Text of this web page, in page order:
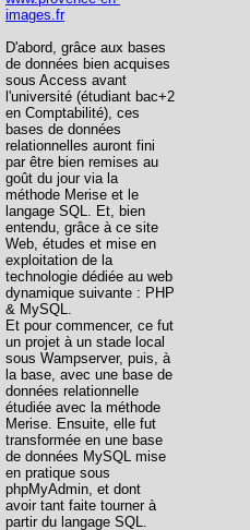
images.fr
D'abord, grâce aux bases
de données bien acquises
sous Access avant
l'université (étudiant bac+2
en Comptabilité), ces
bases de données
relationnelles auront fini
par être bien remises au
goût du jour via la
méthode Merise et le
langage SQL. Et, bien
entendu, grâce à ce site
Web, études et mise en
exploitation de la
technologie dédiée au web
dynamique suivante : PHP
& MySQL.
Et pour commencer, ce fut
un projet à un stade local
sous Wampserver, puis, à
la base, avec une base de
données relationnelle
étudiée avec la méthode
Merise. Ensuite, elle fut
transformée en une base
de données MySQL mise
en pratique sous
phpMyAdmin, et dont
avoir tant faite tourner à
partir du langage SQL.